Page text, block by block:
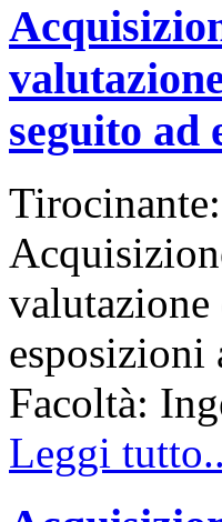
seguito ad
Facoltà:
Leggi